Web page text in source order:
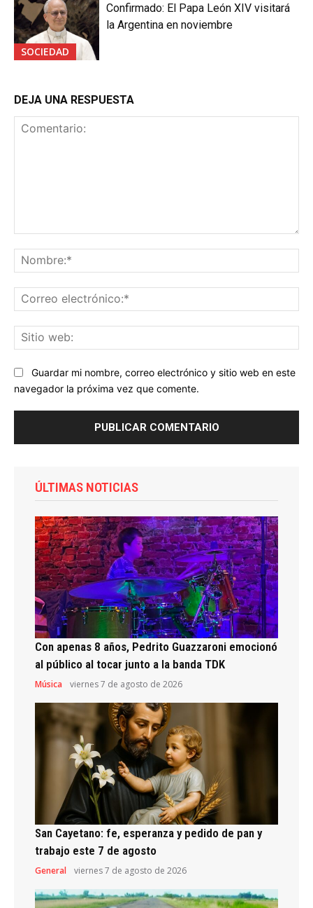
SOCIEDAD
Confirmado: El Papa León XIV visitará
la Argentina en noviembre
DEJA UNA RESPUESTA
Guardar mi nombre, correo electrónico y sitio web en este
navegador la próxima vez que comente.
ÚLTIMAS NOTICIAS
Con apenas 8 años, Pedrito Guazzaroni emocionó
al público al tocar junto a la banda TDK
Música viernes 7 de agosto de 2026
San Cayetano: fe, esperanza y pedido de pan y
trabajo este 7 de agosto
General viernes 7 de agosto de 2026